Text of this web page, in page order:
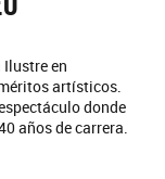
en
artísticos.
donde
años de carrera.